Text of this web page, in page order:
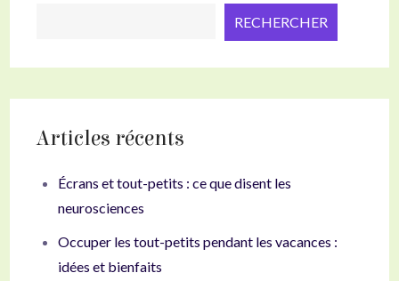
RECHERCHER
Articles récents
Écrans et tout-petits : ce que disent les
neurosciences
Occuper les tout-petits pendant les vacances :
idées et bienfaits